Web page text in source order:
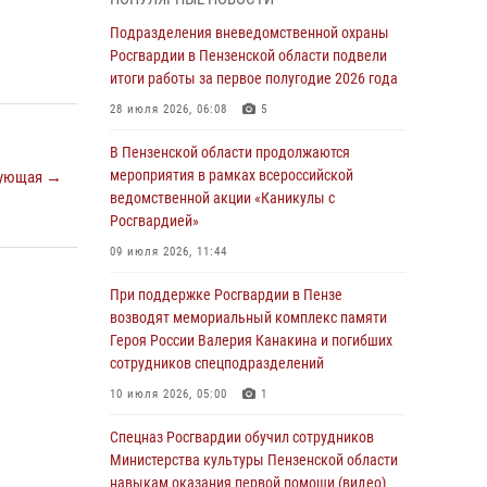
→
легендарного генерала Яковлева
05 августа 2026, 07:00
Сотрудники пензенского ОМОН «Страж»
познакомили участников сборов «Гвардеец»
05 августа 2026, 06:15 6
В Пензе сотрудники Росгвардии оказали
помощь дезориентированному пенсионеру
05 августа 2026, 04:00
В Пензе при силовой поддержке Росгвардии
пресечена деятельность ОПГ,
маскировавшейся под реабилитационный
центр (видео)
04 августа 2026, 07:05
В Управлении Росгвардии по Пензенской
области подвели итоги работы за первое
Подразделения вневедомственной охраны
Росгвардии в Пензенской области подвели
итоги работы за первое полугодие 2026 года
28 июля 2026, 06:08 5
В Пензенской области продолжаются
мероприятия в рамках всероссийской
ведомственной акции «Каникулы с
Росгвардией»
09 июля 2026, 11:44
При поддержке Росгвардии в Пензе
возводят мемориальный комплекс памяти
Героя России Валерия Канакина и погибших
сотрудников спецподразделений
10 июля 2026, 05:00 1
Спецназ Росгвардии обучил сотрудников
Министерства культуры Пензенской области
навыкам оказания первой помощи (видео)